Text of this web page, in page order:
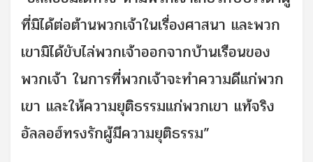
ที่มิได้ต่อต้านพวกเจ้าในเรื่องศาสนา และพวก
เขามิได้ขับไล่พวกเจ้าออกจากบ้านเรือนของ
พวกเจ้า ในการที่พวกเจ้าจะทำความดีแก่พวก
เขา และให้ความยุติธรรมแก่พวกเขา แท้จริง
อัลลอฮ์ทรงรักผู้มีความยุติธรรม”